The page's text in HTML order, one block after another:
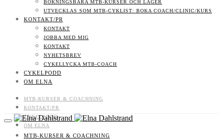
BOKNINGSBARA MTB-KURSER OCH LÄGER
UTVECKLAS SOM MTB-CYKLIST: BOKA COACH/CLINIC/KURS
KONTAKT/PR
KONTAKT
JOBBA MED MIG
KONTAKT
NYHETSBREV
CYKELLYCKA MTB-COACH
CYKELPODD
OM ELNA
MTB-KURSER & COACHNING
KONTAKT/PR
CYKELPODD
OM ELNA
MTB-KURSER & COACHNING